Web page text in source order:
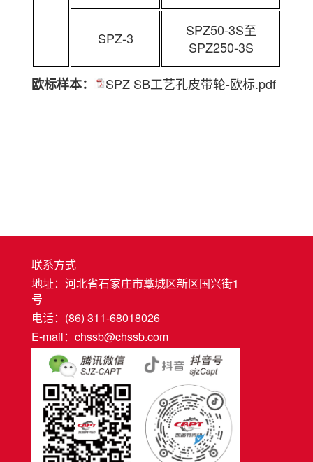
SPZ-3
SPZ50-3S至
SPZ250-3S
欧标样本： SPZ SB工艺孔皮带轮-欧标.pdf
联系方式
地址：河北省石家庄市藁城区新区国兴街1
号
电话：(86) 311-68018026
E-mail：chssb@chssb.com